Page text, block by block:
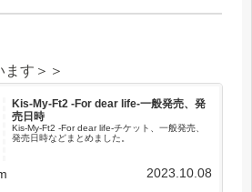
す＞＞
Kis-My-Ft2 -For dear life-一般発売、発
売日時
Kis-My-Ft2 -For dear life-チケット、一般発売、
発売日時などまとめました。
2023.10.08